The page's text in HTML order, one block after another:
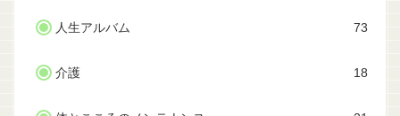
人生アルバム 73
介護 18